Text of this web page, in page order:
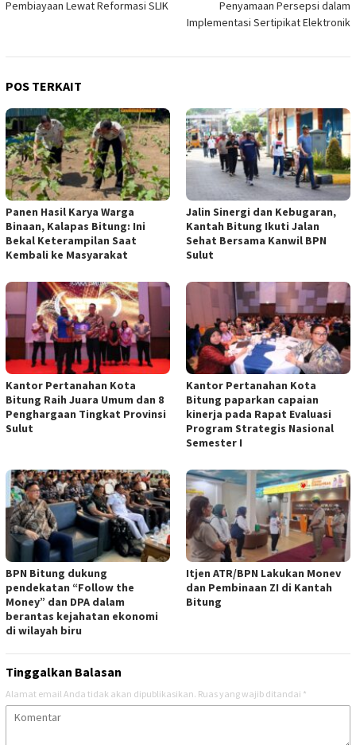
Pembiayaan Lewat Reformasi SLIK
Penyamaan Persepsi dalam
Implementasi Sertipikat Elektronik
POS TERKAIT
Panen Hasil Karya Warga
Binaan, Kalapas Bitung: Ini
Bekal Keterampilan Saat
Kembali ke Masyarakat
Jalin Sinergi dan Kebugaran,
Kantah Bitung Ikuti Jalan
Sehat Bersama Kanwil BPN
Sulut
Kantor Pertanahan Kota
Bitung Raih Juara Umum dan 8
Penghargaan Tingkat Provinsi
Sulut
Kantor Pertanahan Kota
Bitung paparkan capaian
kinerja pada Rapat Evaluasi
Program Strategis Nasional
Semester I
BPN Bitung dukung
pendekatan “Follow the
Money” dan DPA dalam
berantas kejahatan ekonomi
di wilayah biru
Itjen ATR/BPN Lakukan Monev
dan Pembinaan ZI di Kantah
Bitung
Tinggalkan Balasan
Alamat email Anda tidak akan dipublikasikan. Ruas yang wajib ditandai *